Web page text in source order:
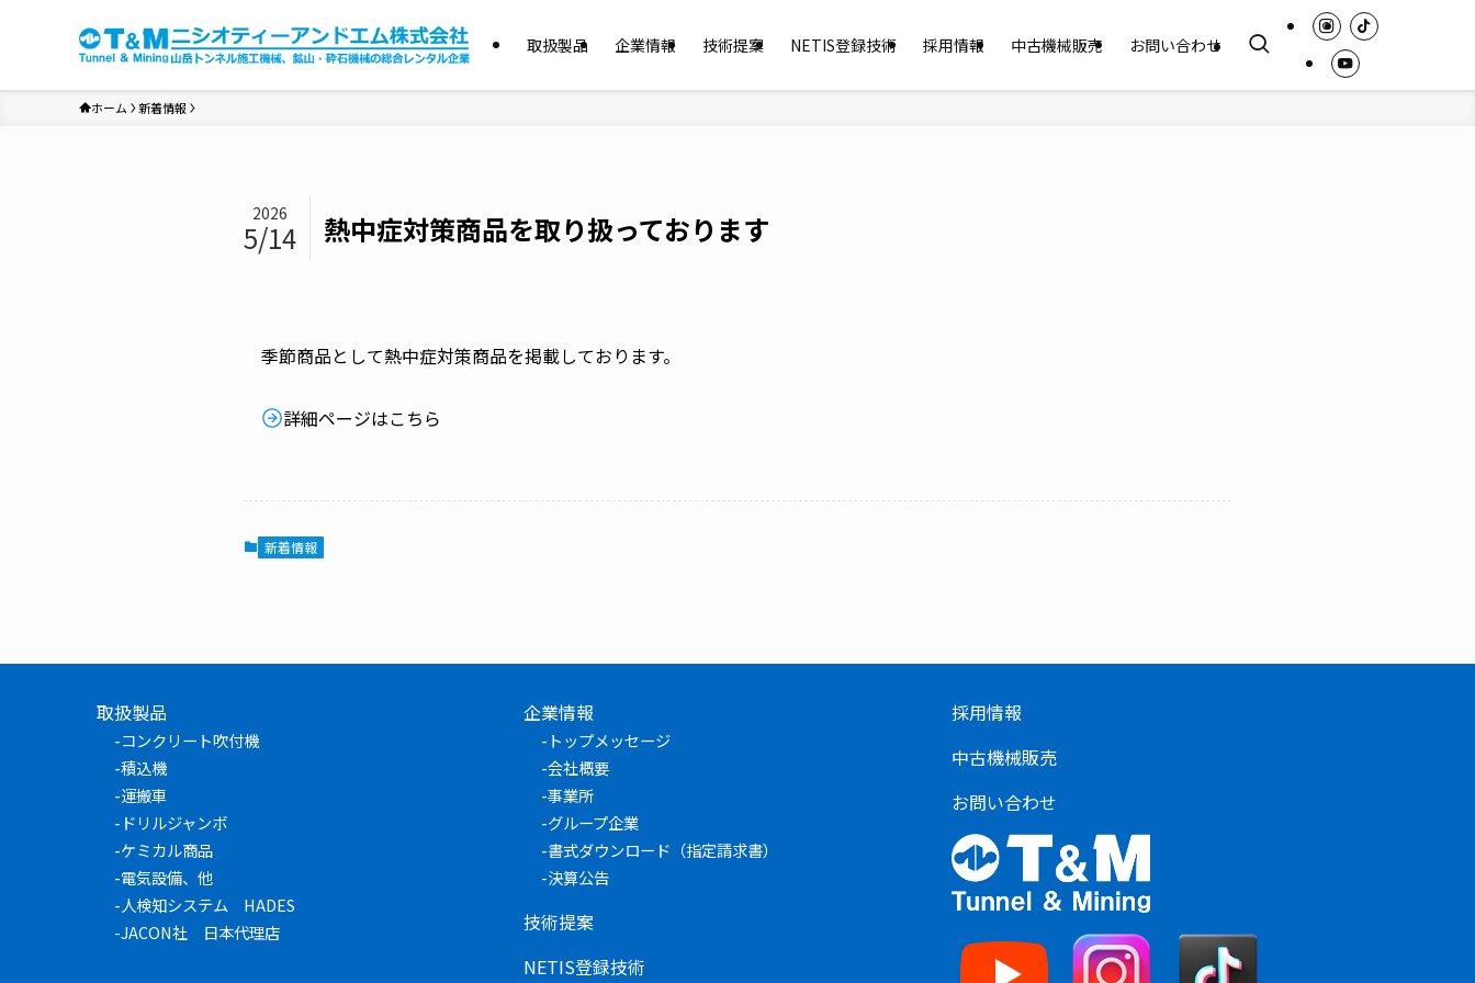
取扱製品 企業情報 技術提案 NETIS登録技術 採用情報 中古機械販売 お問い合わせ
ホーム 新着情報
熱中症対策商品を取り扱っております
2026
5/14
季節商品として熱中症対策商品を掲載しております。
詳細ページはこちら
新着情報
取扱製品
-コンクリート吹付機
-積込機
-運搬車
- ドリルジャンボ
-ケミカル商品
-電気設備、他
-人検知システム HADES
-JACON社 日本代理店
企業情報
- トップメッセージ
-会社概要
-事業所
-グループ企業
-書式ダウンロード（指定請求書）
-決算公告
技術提案
NETIS登録技術
採用情報
中古機械販売
お問い合わせ